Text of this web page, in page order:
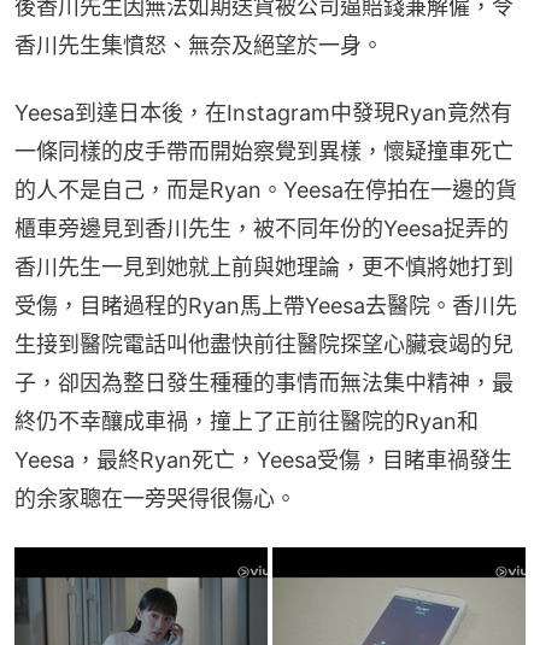
後香川先生因無法如期送貨被公司逼賠錢兼解僱，令
香川先生集憤怒、無奈及絕望於一身。
Yeesa到達日本後，在Instagram中發現Ryan竟然有
一條同樣的皮手帶而開始察覺到異樣，懷疑撞車死亡
的人不是自己，而是Ryan。Yeesa在停拍在一邊的貨
櫃車旁邊見到香川先生，被不同年份的Yeesa捉弄的
香川先生一見到她就上前與她理論，更不慎將她打到
受傷，目睹過程的Ryan馬上帶Yeesa去醫院。香川先
生接到醫院電話叫他盡快前往醫院探望心臟衰竭的兒
子，卻因為整日發生種種的事情而無法集中精神，最
終仍不幸釀成車禍，撞上了正前往醫院的Ryan和
Yeesa，最終Ryan死亡，Yeesa受傷，目睹車禍發生
的余家聰在一旁哭得很傷心。